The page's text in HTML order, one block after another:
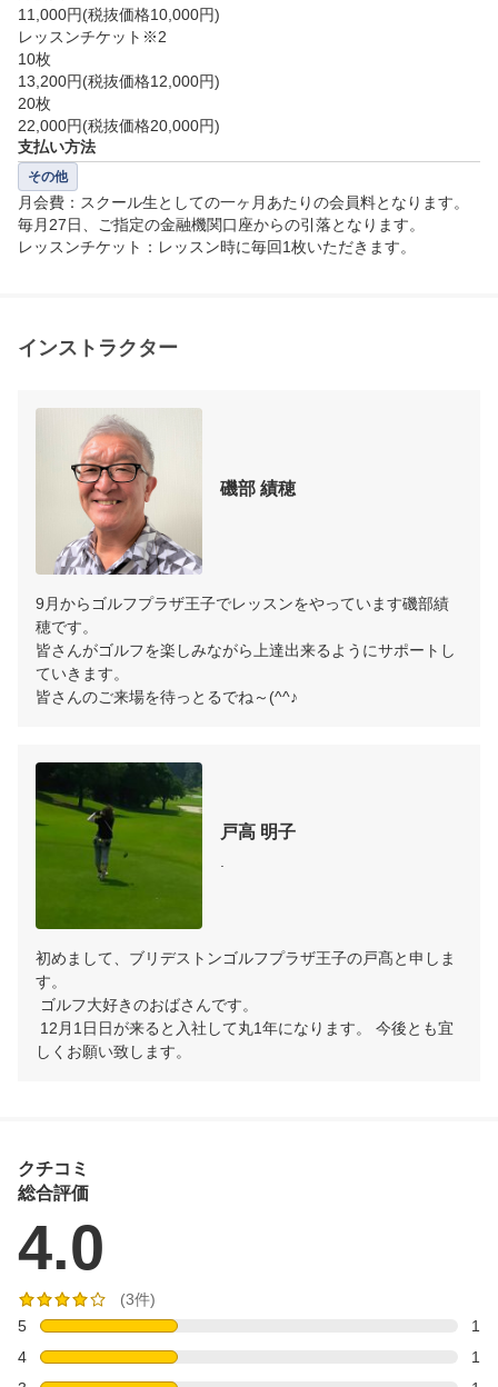
・グローブ（手袋）
・クラブ（クラブを持っていない場合は、貸出用クラ
ブがございますのでご安心ください。）
－－－－－－－－－－－－－－－－－－－－－－－－
－－－－－－－－－－－－－－－－－－－－－－－－
－－－
※日時リクエストについて…
力下さい。
※レッスン時間60分のため、終了
時間は開始時間の60分後で設定お願いします。
例2　行きたい日にちはあるが、15時に終了していた
ら何時でも大丈夫な場合…
入力方法＞　第一希望：希望日入力　9:00～15:
11,000円(税抜価格10,000円)
レッスンチケット※2
10枚
13,200円(税抜価格12,000円)
20枚
22,000円(税抜価格20,000円)
支払い方法
その他
月会費：スクール生としての一ヶ月あたりの会員料となります。
毎月27日、ご指定の金融機関口座からの引落となります。
レッスンチケット：レッスン時に毎回1枚いただきます。
インストラクター
磯部 績穂
9月からゴルフプラザ王子でレッスンをやっています磯部績
穂です。
皆さんがゴルフを楽しみながら上達出来るようにサポートし
ていきます。
皆さんのご来場を待っとるでね～(^^♪
戸高 明子
初めまして、ブリデストンゴルフプラザ王子の戸髙と申しま
す。
しくお願い致します。
クチコミ
総合評価
4.0
(3件)
5
1
4
1